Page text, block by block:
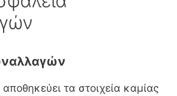
τα στοιχεία καμίας